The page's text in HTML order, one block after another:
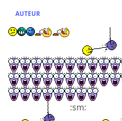
AUTEUR
:sm: